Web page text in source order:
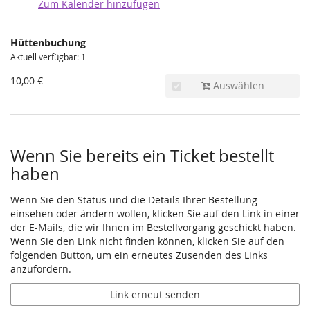
Zum Kalender hinzufügen
Produkte
Unkategorisierte
Produkte
Hüttenbuchung
Aktuell verfügbar: 1
10,00 € Auswählen
Wenn Sie bereits ein Ticket bestellt
haben
Wenn Sie den Status und die Details Ihrer Bestellung
einsehen oder ändern wollen, klicken Sie auf den Link in einer
der E-Mails, die wir Ihnen im Bestellvorgang geschickt haben.
Wenn Sie den Link nicht finden können, klicken Sie auf den
folgenden Button, um ein erneutes Zusenden des Links
anzufordern.
Link erneut senden